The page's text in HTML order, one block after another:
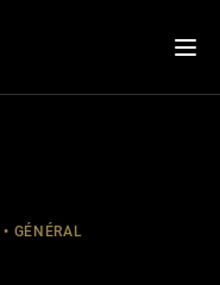
GÉNÉRAL